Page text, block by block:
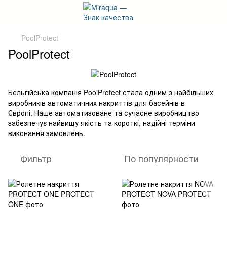
PoolProtect
PoolProtect
Бельгійська компанія PoolProtect стала одним з найбільших
виробників автоматичних накриттів для басейнів в
Європі. Наше автоматизоване та сучасне виробництво
забезпечує найвищу якість та короткі, надійні терміни
виконання замовлень.
Фильтр По популярности